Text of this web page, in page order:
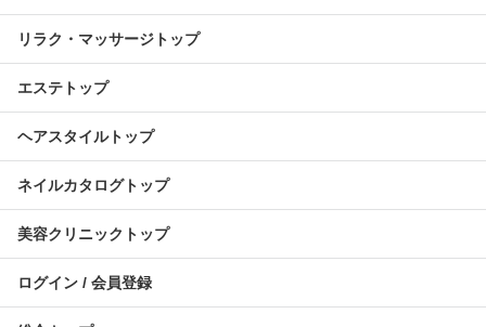
リラク・マッサージトップ
エステトップ
ヘアスタイルトップ
ネイルカタログトップ
美容クリニックトップ
ログイン / 会員登録